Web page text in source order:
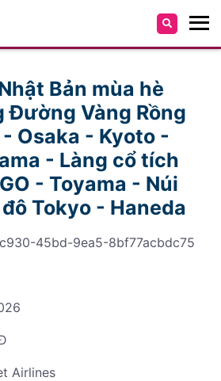
Bản mùa hè
Đường Vàng Rồng
Osaka - Kyoto -
- Làng cổ tích
- Toyama - Núi
Tokyo - Haneda
45bd-9ea5-8bf77acbdc75
Airlines